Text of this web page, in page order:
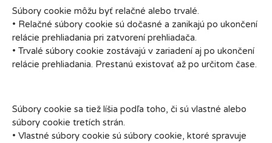
Súbory cookie môžu byť relačné alebo trvalé.
• Relačné súbory cookie sú dočasné a zanikajú po ukončení
relácie prehliadania pri zatvorení prehliadača.
• Trvalé súbory cookie zostávajú v zariadení aj po ukončení
relácie prehliadania. Prestanú existovať až po určitom čase.
Súbory cookie sa tiež líšia podľa toho, či sú vlastné alebo
súbory cookie tretích strán.
• Vlastné súbory cookie sú súbory cookie, ktoré spravuje